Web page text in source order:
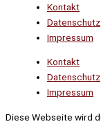
Kontakt
Datenschutz
Impressum
Kontakt
Datenschutz
Impressum
Diese Webseite wird